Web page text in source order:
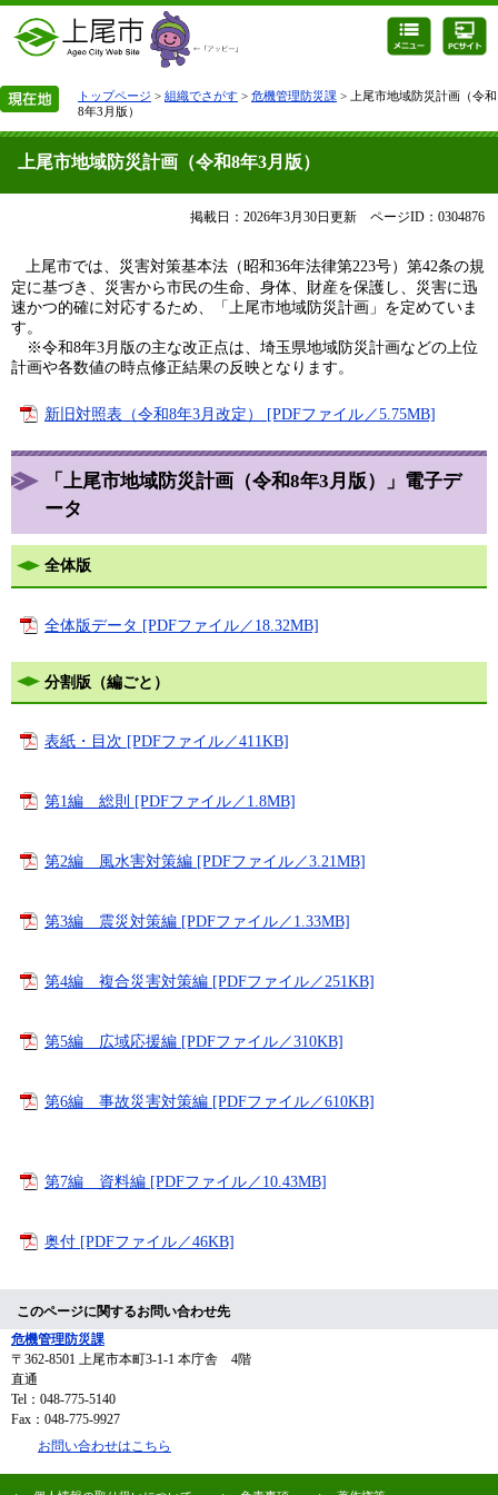
トップページ > 組織でさがす > 危機管理防災課 > 上尾市地域防災計画（令和
8年3月版）
上尾市地域防災計画（令和8年3月版）
掲載日：2026年3月30日更新 ページID：0304876
上尾市では、災害対策基本法（昭和36年法律第223号）第42条の規
定に基づき、災害から市民の生命、身体、財産を保護し、災害に迅
速かつ的確に対応するため、「上尾市地域防災計画」を定めていま
す。
※令和8年3月版の主な改正点は、埼玉県地域防災計画などの上位
計画や各数値の時点修正結果の反映となります。
新旧対照表（令和8年3月改定） [PDFファイル／5.75MB]
「上尾市地域防災計画（令和8年3月版）」電子デ
ータ
全体版
全体版データ [PDFファイル／18.32MB]
分割版（編ごと）
表紙・目次 [PDFファイル／411KB]
第1編 総則 [PDFファイル／1.8MB]
第2編 風水害対策編 [PDFファイル／3.21MB]
第3編 震災対策編 [PDFファイル／1.33MB]
第4編 複合災害対策編 [PDFファイル／251KB]
第5編 広域応援編 [PDFファイル／310KB]
第6編 事故災害対策編 [PDFファイル／610KB]
第7編 資料編 [PDFファイル／10.43MB]
奥付 [PDFファイル／46KB]
このページに関するお問い合わせ先
危機管理防災課
〒362-8501 上尾市本町3-1-1 本庁舎 4階
直通
Tel：048-775-5140
Fax：048-775-9927
お問い合わせはこちら